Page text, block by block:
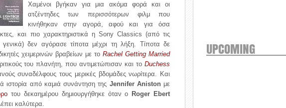
Χαμένοι βγήκαν για μια ακόμα φορά και οι
ατζέντηδες των περισσότερων φιλμ που
κινήθηκαν στην αγορά, αφού και για όσα
και πιο χαρακτηριστικά η Sony Classics (από τις
δεν αγόρασε τίποτα μέχρι τη λήξη. Τίποτα δε
χειμερινών βραβείων με το Rachel Getting Married
του πλανήτη, που αντιμετώπισαν και το Duchess
συναδέλφους τους μερικές βδομάδες νωρίτερα. Και
ιστορία από καμιά συνάντηση της Jennifer Anistonμε
του δεκαημέρου δημιουργήθηκε όταν ο Roger Ebert
καλύτερα.
UPCOMING